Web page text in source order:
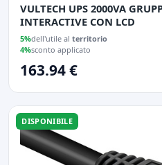
VULTECH UPS 2000VA
INTERACTIVE CON LCD
5%dell'utile al territorio
4%sconto applicato
163.94 €
DISPONIBILE